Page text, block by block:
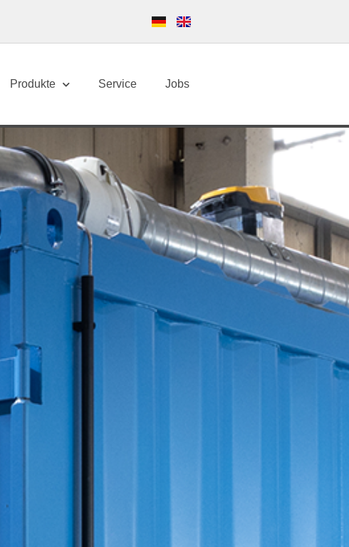
Produkte Service Jobs